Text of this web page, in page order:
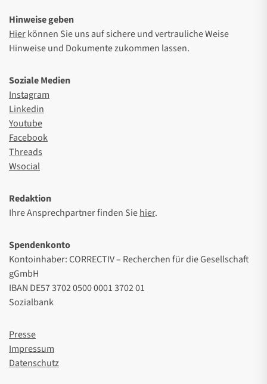
Hinweise geben
Hierkönnen Sie uns auf sichere und vertrauliche Weise
Hinweise und Dokumente zukommen lassen.
Soziale Medien
Instagram
Linkedin
Youtube
Facebook
Threads
Wsocial
Redaktion
Ihre Ansprechpartner finden Siehier.
Spendenkonto
Kontoinhaber: CORRECTIV – Recherchen für die Gesellschaft
gGmbH
IBAN DE57 3702 0500 0001 3702 01
Sozialbank
Presse
Impressum
Datenschutz